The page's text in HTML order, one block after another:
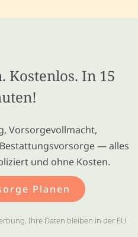
Kostenlos. In 15
Vorsorgevollmacht,
— alles
und ohne Kosten.
Planen
Ihre Daten bleiben in der EU.